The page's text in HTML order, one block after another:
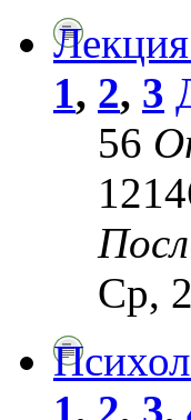
1, 2, 3
56
Ср,
1, 2, 3,